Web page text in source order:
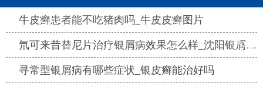
牛皮癣患者能不吃猪肉吗_牛皮皮癣图片
氘可来昔替尼片治疗银屑病效果怎么样_沈阳银屑病医院哪家好
热点
寻常型银屑病有哪些症状_银皮癣能治好吗